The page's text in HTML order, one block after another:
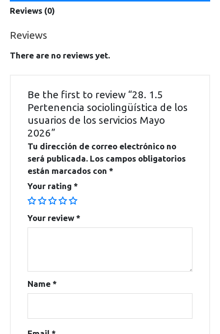
Reviews (0)
Reviews
There are no reviews yet.
Be the first to review “28. 1.5
Pertenencia sociolingüística de los
usuarios de los servicios Mayo
2026”
Tu dirección de correo electrónico no
será publicada. Los campos obligatorios
están marcados con *
Your rating *
Your review *
Name *